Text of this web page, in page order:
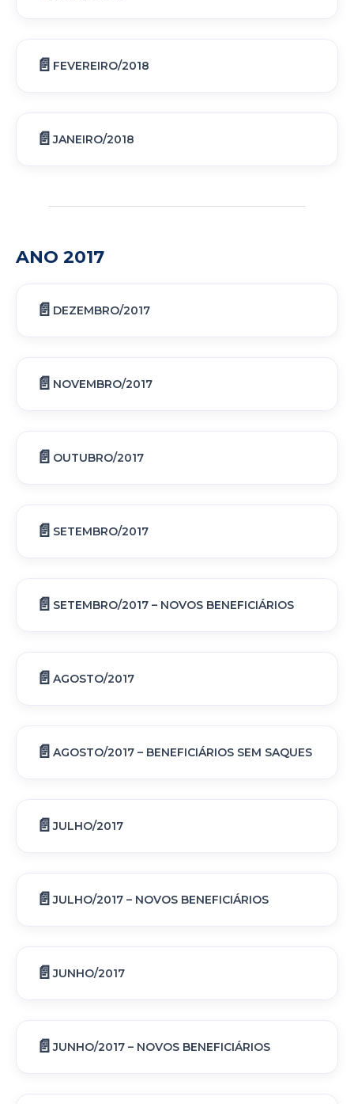
FEVEREIRO/2018
JANEIRO/2018
ANO 2017
DEZEMBRO/2017
NOVEMBRO/2017
OUTUBRO/2017
SETEMBRO/2017
SETEMBRO/2017 – NOVOS BENEFICIÁRIOS
AGOSTO/2017
AGOSTO/2017 – BENEFICIÁRIOS SEM SAQUES
JULHO/2017
JULHO/2017 – NOVOS BENEFICIÁRIOS
JUNHO/2017
JUNHO/2017 – NOVOS BENEFICIÁRIOS